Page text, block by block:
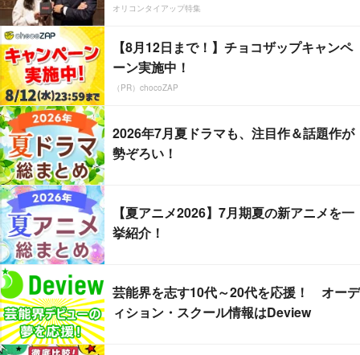
オリコンタイアップ特集
【8月12日まで！】チョコザップキャンペ
ーン実施中！
（PR）chocoZAP
2026年7月夏ドラマも、注目作＆話題作が
勢ぞろい！
【夏アニメ2026】7月期夏の新アニメを一
挙紹介！
芸能界を志す10代～20代を応援！ オーデ
ィション・スクール情報はDeview